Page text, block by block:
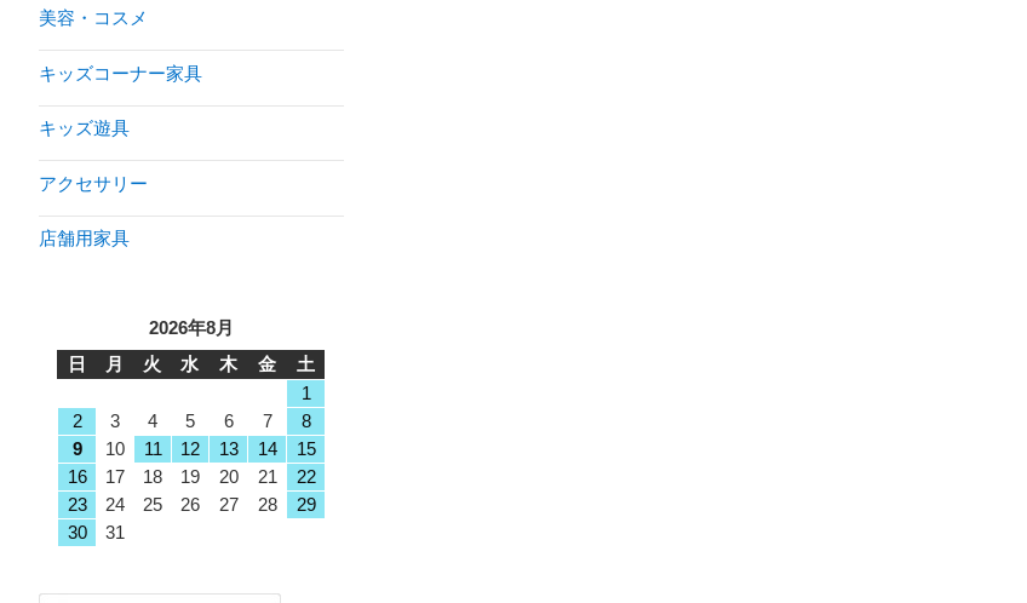
美容・コスメ
キッズコーナー家具
キッズ遊具
アクセサリー
店舗用家具
2026年8月
日
月 火 水 木 金
土
1
2
3 4 5 6 7
8
9
10 11 12 13 14
15
16
17 18 19 20 21
22
23
24 25 26 27 28
29
30
31